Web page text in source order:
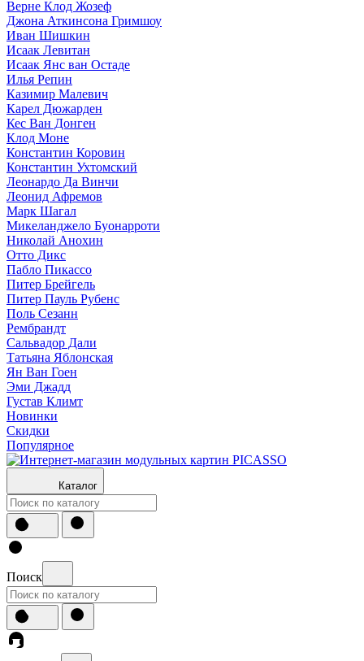
Верне Клод Жозеф
Джона Аткинсона Гримшоу
Иван Шишкин
Исаак Левитан
Исаак Янс ван Остаде
Илья Репин
Казимир Малевич
Карел Дюжарден
Кес Ван Донген
Клод Моне
Константин Коровин
Константин Ухтомский
Леонардо Да Винчи
Леонид Афремов
Марк Шагал
Микеланджело Буонарроти
Николай Анохин
Отто Дикс
Пабло Пикассо
Питер Брейгель
Питер Пауль Рубенс
Поль Сезанн
Рембрандт
Сальвадор Дали
Татьяна Яблонская
Ян Ван Гоен
Эми Джадд
Густав Климт
Новинки
Скидки
Популярное
Каталог
Поиск